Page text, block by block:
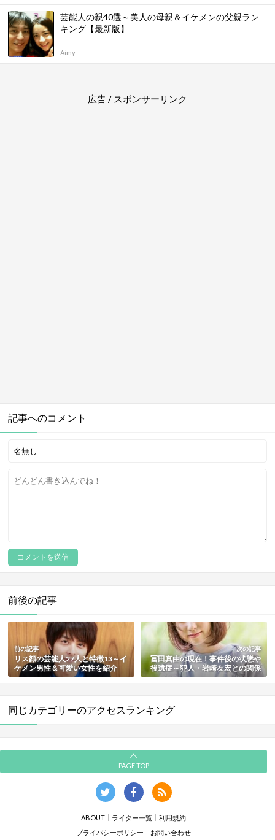
芸能人の親40選～美人の母親＆イケメンの父親ラン
キング【最新版】
Aimy
広告 / スポンサーリンク
記事へのコメント
前後の記事
前の記事
リス顔の芸能人27人と特徴13～イ
ケメン男性＆可愛い女性を紹介
【最新版】
次の記事
冨田真由の現在！事件後の状態や
後遺症～犯人・岩崎友宏との関係
まとめ
同じカテゴリーのアクセスランキング
PAGE TOP
ABOUT ライター一覧
利用規約
プライバシーポリシー
お問い合わせ